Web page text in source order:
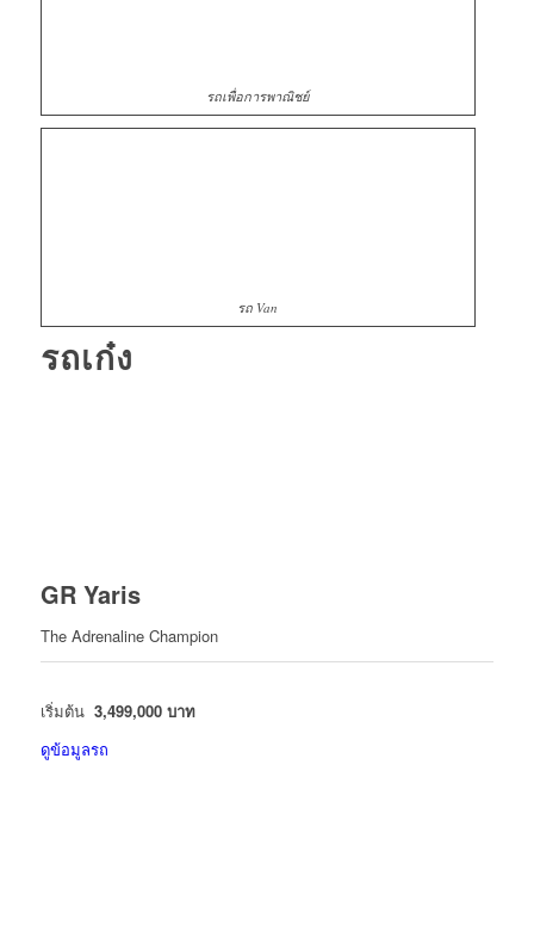
รถเพื่อการพาณิชย์
รถ Van
รถเก๋ง
GR Yaris
The Adrenaline Champion
เริ่มต้น 3,499,000 บาท
ดูข้อมูลรถ